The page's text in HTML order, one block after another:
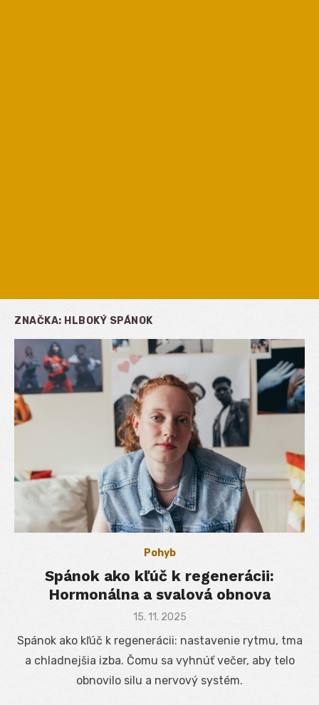
ZNAČKA: HLBOKÝ SPÁNOK
Pohyb
Spánok ako kľúč k regenerácii:
Hormonálna a svalová obnova
Posted
15. 11. 2025
Spánok ako kľúč k regenerácii: nastavenie rytmu, tma
a chladnejšia izba. Čomu sa vyhnúť večer, aby telo
obnovilo silu a nervový systém.